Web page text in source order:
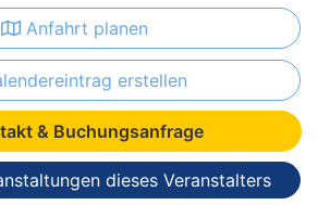
Anfahrt planen
erstellen
& Buchungsanfrage
dieses Veranstalters